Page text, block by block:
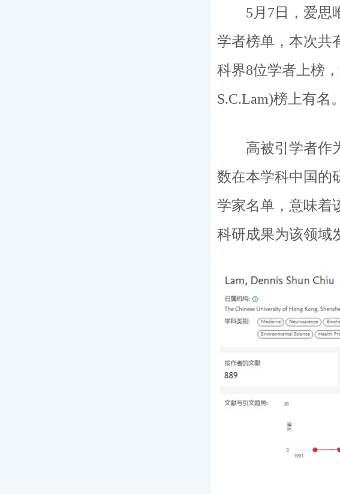
5月7日，爱思唯
学者榜单，本次共
科界8位学者上榜
S.C.Lam)榜上有名。
高被引学者作为
数在本学科中国的
学家名单，意味着
科研成果为该领域